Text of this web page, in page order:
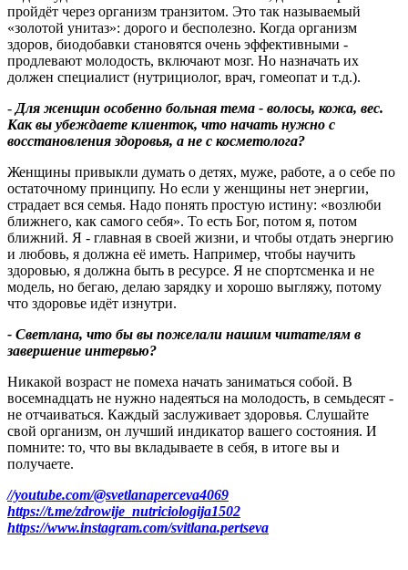
пройдёт через организм транзитом. Это так называемый
«золотой унитаз»: дорого и бесполезно. Когда организм
здоров, биодобавки становятся очень эффективными -
продлевают молодость, включают мозг. Но назначать их
должен специалист (нутрициолог, врач, гомеопат и т.д.).
- Для женщин особенно больная тема - волосы, кожа, вес.
Как вы убеждаете клиенток, что начать нужно с
восстановления здоровья, а не с косметолога?
Женщины привыкли думать о детях, муже, работе, а о себе по
остаточному принципу. Но если у женщины нет энергии,
страдает вся семья. Надо понять простую истину: «возлюби
ближнего, как самого себя». То есть Бог, потом я, потом
ближний. Я - главная в своей жизни, и чтобы отдать энергию
и любовь, я должна её иметь. Например, чтобы научить
здоровью, я должна быть в ресурсе. Я не спортсменка и не
модель, но бегаю, делаю зарядку и хорошо выгляжу, потому
что здоровье идёт изнутри.
- Светлана, что бы вы пожелали нашим читателям в
завершение интервью?
Никакой возраст не помеха начать заниматься собой. В
восемнадцать не нужно надеяться на молодость, в семьдесят -
не отчаиваться. Каждый заслуживает здоровья. Слушайте
свой организм, он лучший индикатор вашего состояния. И
помните: то, что вы вкладываете в себя, в итоге вы и
получаете.
//youtube.com/@svetlanaperceva4069
https://t.me/zdrowije_nutriciologija1502
https://www.instagram.com/svitlana.pertseva